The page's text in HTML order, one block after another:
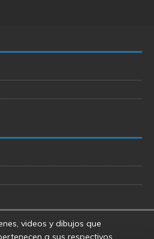
videos y dibujos que
a sus respectivos